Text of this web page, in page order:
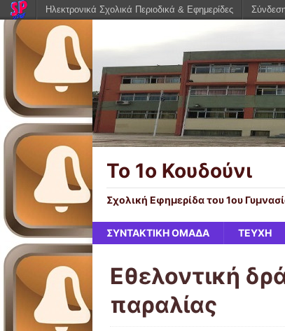
Το 1ο Κουδούνι
Σχολική Εφημερίδα του 1ου
ΣΥΝΤΑΚΤΙΚΗ ΟΜΑΔΑ ΤΕΥΧΗ
Εθελοντική
παραλίας
Ηλεκτρονικά Σχολικά Περιοδικά & Εφημερίδες